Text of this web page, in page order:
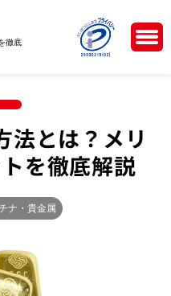
徹底
法とは？メリ
を徹底解説
ナ・貴金属